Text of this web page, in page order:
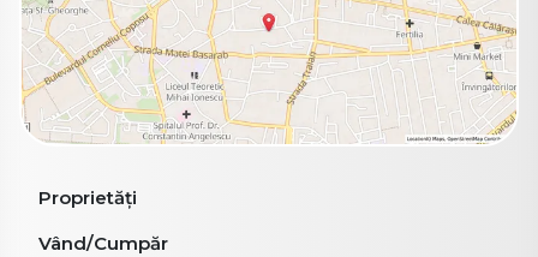
Proprietăți
Vând/Cumpăr